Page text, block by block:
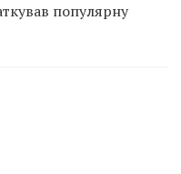
популярну